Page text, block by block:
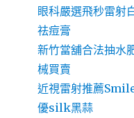
眼科嚴選飛秒雷射
祛痘膏
新竹當舖合法抽水
械買賣
近視雷射推薦
優silk黑蒜